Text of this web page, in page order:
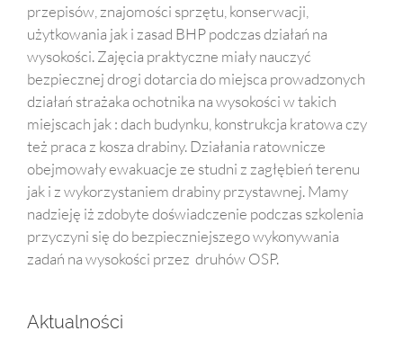
przepisów, znajomości sprzętu, konserwacji,
użytkowania jak i zasad BHP podczas działań na
wysokości. Zajęcia praktyczne miały nauczyć
bezpiecznej drogi dotarcia do miejsca prowadzonych
działań strażaka ochotnika na wysokości w takich
miejscach jak : dach budynku, konstrukcja kratowa czy
też praca z kosza drabiny. Działania ratownicze
obejmowały ewakuacje ze studni z zagłębień terenu
jak i z wykorzystaniem drabiny przystawnej. Mamy
nadzieję iż zdobyte doświadczenie podczas szkolenia
przyczyni się do bezpieczniejszego wykonywania
zadań na wysokości przez druhów OSP.
Aktualności